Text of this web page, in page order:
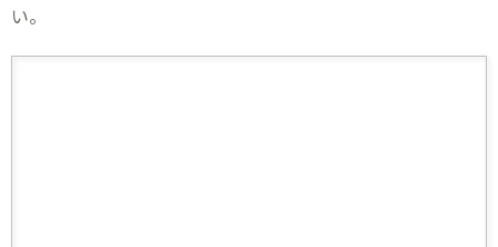
い。